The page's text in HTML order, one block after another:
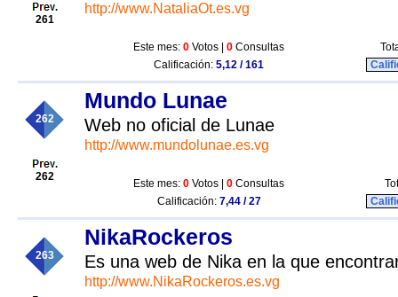
261
http://www.NataliaOt.es.vg
Este mes: 0 Votos | 0 Consultas
Calificación: 5,12 / 161
262
262
Mundo Lunae
Web no oficial de Lunae
http://www.mundolunae.es.vg
Este mes: 0 Votos | 0 Consultas
Calificación: 7,44 / 27
263
NikaRockeros
Es una web de Nika en la que
http://www.NikaRockeros.es.vg